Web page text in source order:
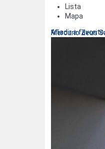
Lista
Mapa
Mercurio Zeus
Añadir a